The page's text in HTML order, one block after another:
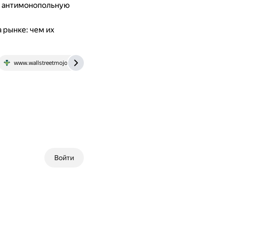
антимонопольную
рынке: чем их
www.wallstreetmojo.com
Войти